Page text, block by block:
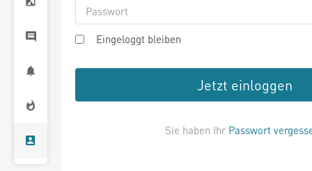
Eingeloggt bleiben
Jetzt einloggen
Sie haben Ihr Passwort